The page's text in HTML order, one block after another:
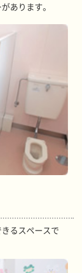
あります。
るスペースで